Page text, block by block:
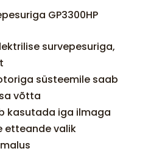
GP3300HP
survepesuriga,
süsteemile saab
võtta
kasutada iga ilmaga
etteande valik